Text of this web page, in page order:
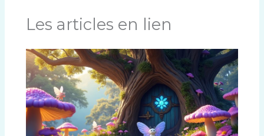
Les articles en lien